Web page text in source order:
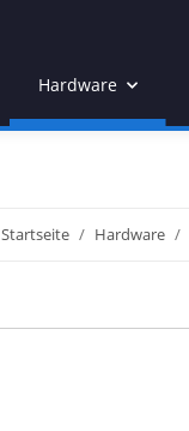
Hardware
Startseite Hardware